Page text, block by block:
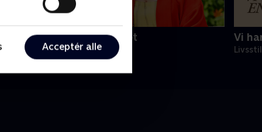
Acceptér alle
Han, hun og drømmeslottet
• 8 sæsoner
Vi